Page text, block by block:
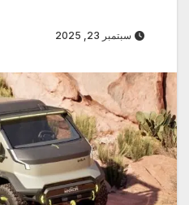
سبتمبر 23, 2025